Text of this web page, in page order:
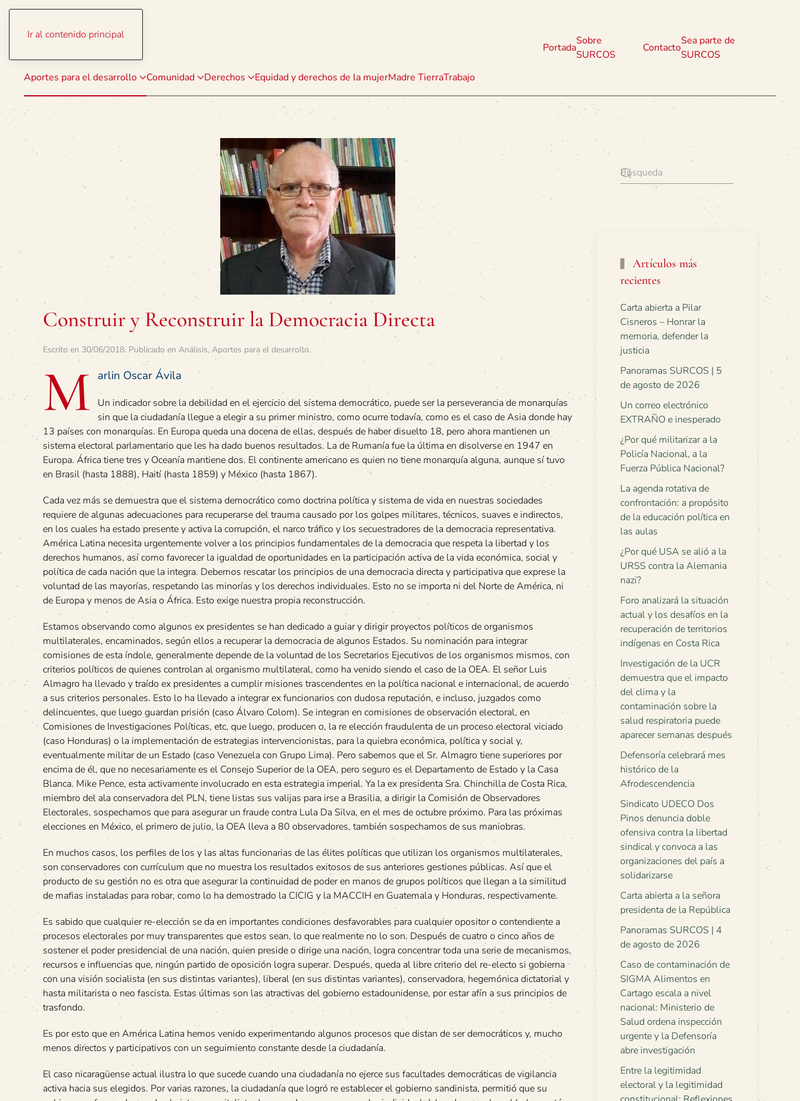
Ir al contenido principal
Aportes para el desarrollo Comunidad Derechos Equidad y derechos de la mujerMadre TierraTrabajo
Portada
Sobre
SURCOS
Contacto
Sea parte de
SURCOS
Construir y Reconstruir la Democracia Directa
Escrito en 30/06/2018. Publicado en Análisis, Aportes para el desarrollo.
M arlin Oscar Ávila
Un indicador sobre la debilidad en el ejercicio del sistema democrático, puede ser la perseverancia de monarquías
sin que la ciudadanía llegue a elegir a su primer ministro, como ocurre todavía, como es el caso de Asia donde hay
13 países con monarquías. En Europa queda una docena de ellas, después de haber disuelto 18, pero ahora mantienen un
sistema electoral parlamentario que les ha dado buenos resultados. La de Rumanía fue la última en disolverse en 1947 en
Europa. África tiene tres y Oceanía mantiene dos. El continente americano es quien no tiene monarquía alguna, aunque sí tuvo
en Brasil (hasta 1888), Haití (hasta 1859) y México (hasta 1867).
Cada vez más se demuestra que el sistema democrático como doctrina política y sistema de vida en nuestras sociedades
requiere de algunas adecuaciones para recuperarse del trauma causado por los golpes militares, técnicos, suaves e indirectos,
en los cuales ha estado presente y activa la corrupción, el narco tráfico y los secuestradores de la democracia representativa.
América Latina necesita urgentemente volver a los principios fundamentales de la democracia que respeta la libertad y los
derechos humanos, así como favorecer la igualdad de oportunidades en la participación activa de la vida económica, social y
política de cada nación que la integra. Debemos rescatar los principios de una democracia directa y participativa que exprese la
voluntad de las mayorías, respetando las minorías y los derechos individuales. Esto no se importa ni del Norte de América, ni
de Europa y menos de Asia o África. Esto exige nuestra propia reconstrucción.
Estamos observando como algunos ex presidentes se han dedicado a guiar y dirigir proyectos políticos de organismos
multilaterales, encaminados, según ellos a recuperar la democracia de algunos Estados. Su nominación para integrar
comisiones de esta índole, generalmente depende de la voluntad de los Secretarios Ejecutivos de los organismos mismos, con
criterios políticos de quienes controlan al organismo multilateral, como ha venido siendo el caso de la OEA. El señor Luis
Almagro ha llevado y traído ex presidentes a cumplir misiones trascendentes en la política nacional e internacional, de acuerdo
a sus criterios personales. Esto lo ha llevado a integrar ex funcionarios con dudosa reputación, e incluso, juzgados como
delincuentes, que luego guardan prisión (caso Álvaro Colom). Se integran en comisiones de observación electoral, en
Comisiones de Investigaciones Políticas, etc, que luego, producen o, la re elección fraudulenta de un proceso electoral viciado
(caso Honduras) o la implementación de estrategias intervencionistas, para la quiebra económica, política y social y,
eventualmente militar de un Estado (caso Venezuela con Grupo Lima). Pero sabemos que el Sr. Almagro tiene superiores por
encima de él, que no necesariamente es el Consejo Superior de la OEA, pero seguro es el Departamento de Estado y la Casa
Blanca. Mike Pence, esta activamente involucrado en esta estrategia imperial. Ya la ex presidenta Sra. Chinchilla de Costa Rica,
miembro del ala conservadora del PLN, tiene listas sus valijas para irse a Brasilia, a dirigir la Comisión de Observadores
Electorales, sospechamos que para asegurar un fraude contra Lula Da Silva, en el mes de octubre próximo. Para las próximas
elecciones en México, el primero de julio, la OEA lleva a 80 observadores, también sospechamos de sus maniobras.
En muchos casos, los perfiles de los y las altas funcionarias de las élites políticas que utilizan los organismos multilaterales,
son conservadores con currículum que no muestra los resultados exitosos de sus anteriores gestiones públicas. Así que el
producto de su gestión no es otra que asegurar la continuidad de poder en manos de grupos políticos que llegan a la similitud
de mafias instaladas para robar, como lo ha demostrado la CICIG y la MACCIH en Guatemala y Honduras, respectivamente.
Es sabido que cualquier re-elección se da en importantes condiciones desfavorables para cualquier opositor o contendiente a
procesos electorales por muy transparentes que estos sean, lo que realmente no lo son. Después de cuatro o cinco años de
sostener el poder presidencial de una nación, quien preside o dirige una nación, logra concentrar toda una serie de mecanismos,
recursos e influencias que, ningún partido de oposición logra superar. Después, queda al libre criterio del re-electo si gobierna
con una visión socialista (en sus distintas variantes), liberal (en sus distintas variantes), conservadora, hegemónica dictatorial y
hasta militarista o neo fascista. Estas últimas son las atractivas del gobierno estadounidense, por estar afín a sus principios de
trasfondo.
Es por esto que en América Latina hemos venido experimentando algunos procesos que distan de ser democráticos y, mucho
menos directos y participativos con un seguimiento constante desde la ciudadanía.
El caso nicaragüense actual ilustra lo que sucede cuando una ciudadanía no ejerce sus facultades democráticas de vigilancia
activa hacia sus elegidos. Por varias razones, la ciudadanía que logró re establecer el gobierno sandinista, permitió que su
Artículos más
recientes
Carta abierta a Pilar
Cisneros – Honrar la
memoria, defender la
justicia
Panoramas SURCOS | 5
de agosto de 2026
Un correo electrónico
EXTRAÑO e inesperado
¿Por qué militarizar a la
Policía Nacional, a la
Fuerza Pública Nacional?
La agenda rotativa de
confrontación: a propósito
de la educación política en
las aulas
¿Por qué USA se alió a la
URSS contra la Alemania
nazi?
Foro analizará la situación
actual y los desafíos en la
recuperación de territorios
indígenas en Costa Rica
Investigación de la UCR
demuestra que el impacto
del clima y la
contaminación sobre la
salud respiratoria puede
aparecer semanas después
Defensoría celebrará mes
histórico de la
Afrodescendencia
Sindicato UDECO Dos
Pinos denuncia doble
ofensiva contra la libertad
sindical y convoca a las
organizaciones del país a
solidarizarse
Carta abierta a la señora
presidenta de la República
Panoramas SURCOS | 4
de agosto de 2026
Caso de contaminación de
SIGMA Alimentos en
Cartago escala a nivel
nacional: Ministerio de
Salud ordena inspección
urgente y la Defensoría
abre investigación
Entre la legitimidad
electoral y la legitimidad